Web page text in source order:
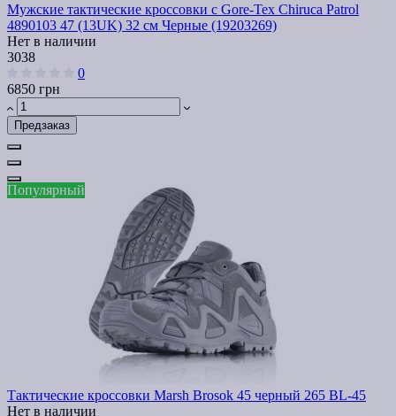
Мужские тактические кроссовки с Gore-Tex Chiruca Patrol
4890103 47 (13UK) 32 см Черные (19203269)
Нет в наличии
3038
0
6850 грн
Предзаказ
Популярный
Тактические кроссовки Marsh Brosok 45 черный 265 BL-45
Нет в наличии